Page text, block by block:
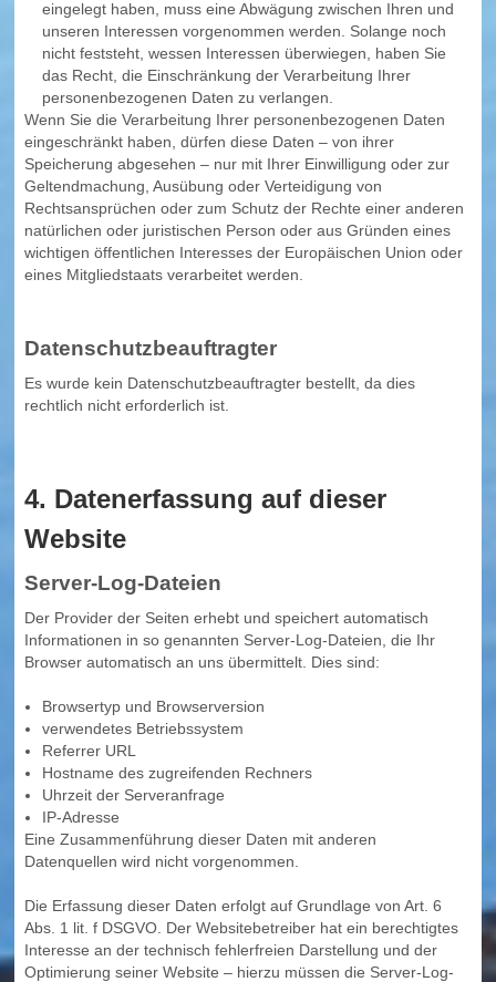
eingelegt haben, muss eine Abwägung zwischen Ihren und
unseren Interessen vorgenommen werden. Solange noch
nicht feststeht, wessen Interessen überwiegen, haben Sie
das Recht, die Einschränkung der Verarbeitung Ihrer
personenbezogenen Daten zu verlangen.
Wenn Sie die Verarbeitung Ihrer personenbezogenen Daten
eingeschränkt haben, dürfen diese Daten – von ihrer
Speicherung abgesehen – nur mit Ihrer Einwilligung oder zur
Geltendmachung, Ausübung oder Verteidigung von
Rechtsansprüchen oder zum Schutz der Rechte einer anderen
natürlichen oder juristischen Person oder aus Gründen eines
wichtigen öffentlichen Interesses der Europäischen Union oder
eines Mitgliedstaats verarbeitet werden.
Datenschutzbeauftragter
Es wurde kein Datenschutzbeauftragter bestellt, da dies
rechtlich nicht erforderlich ist.
4. Datenerfassung auf dieser
Website
Server-Log-Dateien
Der Provider der Seiten erhebt und speichert automatisch
Informationen in so genannten Server-Log-Dateien, die Ihr
Browser automatisch an uns übermittelt. Dies sind:
Browsertyp und Browserversion
verwendetes Betriebssystem
Referrer URL
Hostname des zugreifenden Rechners
Uhrzeit der Serveranfrage
IP-Adresse
Eine Zusammenführung dieser Daten mit anderen
Datenquellen wird nicht vorgenommen.
Die Erfassung dieser Daten erfolgt auf Grundlage von Art. 6
Abs. 1 lit. f DSGVO. Der Websitebetreiber hat ein berechtigtes
Interesse an der technisch fehlerfreien Darstellung und der
Optimierung seiner Website – hierzu müssen die Server-Log-